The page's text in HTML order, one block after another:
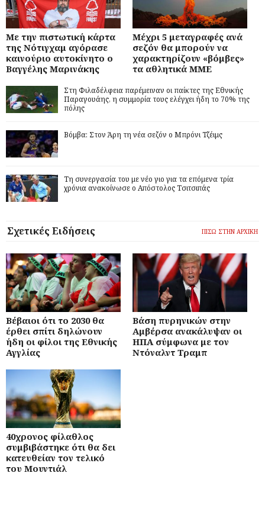
Με την πιστωτική κάρτα
της Νότιγχαμ αγόρασε
καινούριο αυτοκίνητο ο
Βαγγέλης Μαρινάκης
Μέχρι 5 μεταγραφές ανά
σεζόν θα μπορούν να
χαρακτηρίζουν «βόμβες»
τα αθλητικά ΜΜΕ
Στη Φιλαδέλφεια παρέμειναν οι παίκτες της Εθνικής
Παραγουάης, η συμμορία τους ελέγχει ήδη το 70% της
πόλης
Βόμβα: Στον Άρη τη νέα σεζόν ο Μπρόνι Τζέιμς
Τη συνεργασία του με νέο γιο για τα επόμενα τρία
χρόνια ανακοίνωσε ο Απόστολος Τσιτσιπάς
Σχετικές Ειδήσεις ΠΙΣΩ ΣΤΗΝ ΑΡΧΙΚΗ
Βέβαιοι ότι το 2030 θα
έρθει σπίτι δηλώνουν
ήδη οι φίλοι της Εθνικής
Αγγλίας
Βάση πυρηνικών στην
Αμβέρσα ανακάλυψαν οι
ΗΠΑ σύμφωνα με τον
Ντόναλντ Τραμπ
40χρονος φίλαθλος
συμβιβάστηκε ότι θα δει
κατευθείαν τον τελικό
του Μουντιάλ